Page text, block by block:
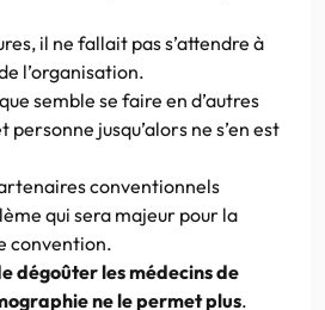
il ne fallait pas s’attendre à
l’organisation.
semble se faire en d’autres
jusqu’alors ne s’en est
conventionnels
qui sera majeur pour la
convention.
dégoûter les médecins de
ne le permet plus.